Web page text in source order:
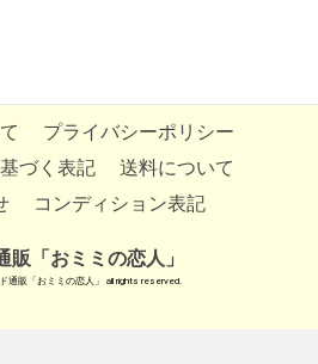
プライバシーポリシー
づく表記
送料について
コンディション表記
販「おミミの恋人」
通販「おミミの恋人」 all rights reserved.